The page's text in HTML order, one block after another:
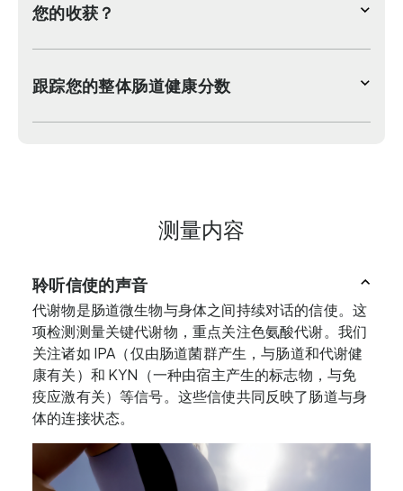
您的收获？
跟踪您的整体肠道健康分数
测量内容
聆听信使的声音
代谢物是肠道微生物与身体之间持续对话的信使。这
项检测测量关键代谢物，重点关注色氨酸代谢。我们
关注诸如 IPA（仅由肠道菌群产生，与肠道和代谢健
康有关）和 KYN（一种由宿主产生的标志物，与免
疫应激有关）等信号。这些信使共同反映了肠道与身
体的连接状态。